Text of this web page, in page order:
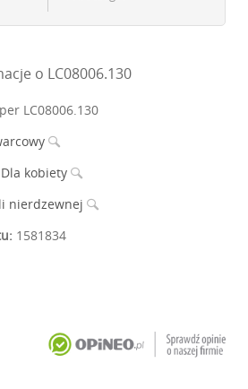
o LC08006.130
LC08006.130
Dla kobiety
nierdzewnej
1581834